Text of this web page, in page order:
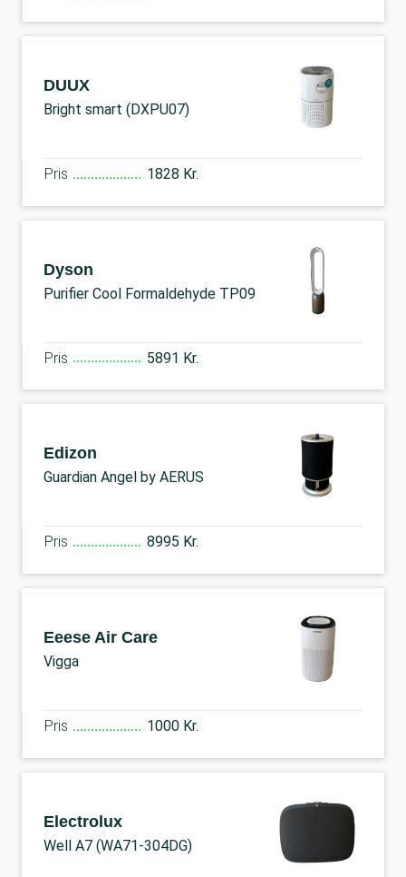
DUUX
Bright smart (DXPU07)
Pris 1828 Kr.
Dyson
Purifier Cool Formaldehyde TP09
Pris 5891 Kr.
Edizon
Guardian Angel by AERUS
Pris 8995 Kr.
Eeese Air Care
Vigga
Pris 1000 Kr.
Electrolux
Well A7 (WA71-304DG)